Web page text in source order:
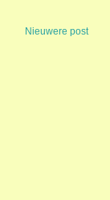
Nieuwere post